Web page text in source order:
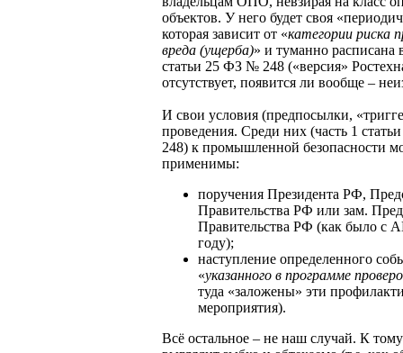
объектов. У него будет своя
которая зависит от «категории риска
вреда (ущерба)» и туманно расписана
статьи 25 ФЗ № 248 («версия»
отсутствует, появится ли вообще –
И свои условия (предпосылки,
проведения. Среди них (часть 1
248) к промышленной безопасности
применимы:
поручения Президента РФ,
Правительства РФ или зам.
Правительства РФ (как было с
году);
наступление определенного
«указанного в программе
туда «заложены» эти
мероприятия).
Всё остальное – не наш случай. К